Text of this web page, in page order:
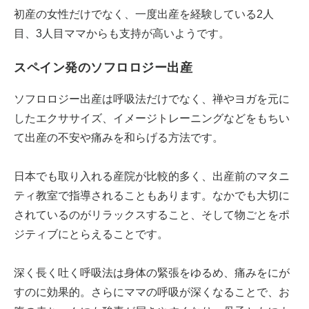
初産の女性だけでなく、一度出産を経験している2人
目、3人目ママからも支持が高いようです。
スペイン発のソフロロジー出産
ソフロロジー出産は呼吸法だけでなく、禅やヨガを元に
したエクササイズ、イメージトレーニングなどをもちい
て出産の不安や痛みを和らげる方法です。
日本でも取り入れる産院が比較的多く、出産前のマタニ
ティ教室で指導されることもあります。なかでも大切に
されているのがリラックスすること、そして物ごとをポ
ジティブにとらえることです。
深く長く吐く呼吸法は身体の緊張をゆるめ、痛みをにが
すのに効果的。さらにママの呼吸が深くなることで、お